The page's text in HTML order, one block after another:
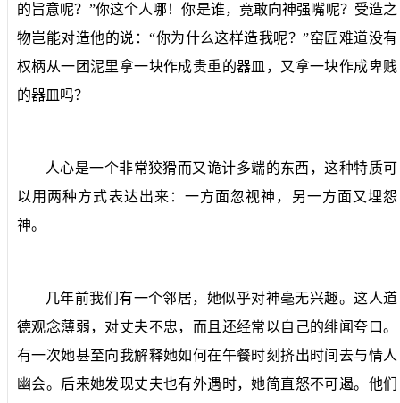
的旨意呢？”你这个人哪！你是谁，竟敢向神强嘴呢？受造之
物岂能对造他的说：“你为什么这样造我呢？”窑匠难道没有
权柄从一团泥里拿一块作成贵重的器皿，又拿一块作成卑贱
的器皿吗？
人心是一个非常狡猾而又诡计多端的东西，这种特质可
以用两种方式表达出来：一方面忽视神，另一方面又埋怨
神。
几年前我们有一个邻居，她似乎对神毫无兴趣。这人道
德观念薄弱，对丈夫不忠，而且还经常以自己的绯闻夸口。
有一次她甚至向我解释她如何在午餐时刻挤出时间去与情人
幽会。后来她发现丈夫也有外遇时，她简直怒不可遏。他们